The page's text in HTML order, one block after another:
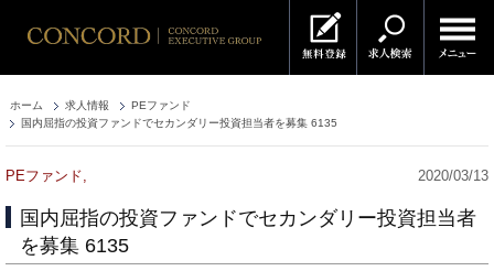
ホーム 求人情報
PEファンド
国内屈指の投資ファンドでセカンダリー投資担当者を募集 6135
PEファンド, 2020/03/13
国内屈指の投資ファンドでセカンダリー投資担当者
を募集 6135